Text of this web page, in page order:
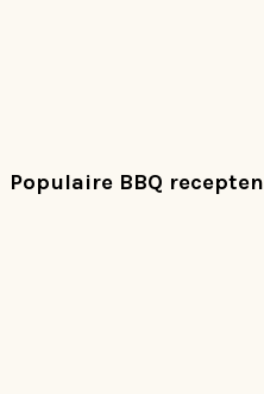
Populaire BBQ recepten